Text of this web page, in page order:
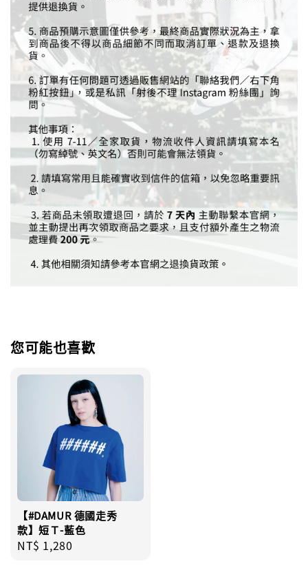
您可能也喜歡
【#DAMUR 德國走秀
款】短Ｔ-藍色
Regular
NT$ 1,280